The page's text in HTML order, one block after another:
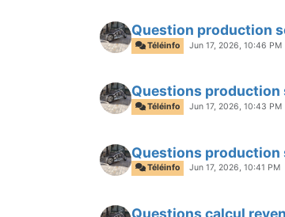
Question production
Téléinfo Jun 17, 2026, 10:46 PM
Questions production
Téléinfo Jun 17, 2026, 10:43 PM
Questions production
Téléinfo Jun 17, 2026, 10:41 PM
Questions calcul